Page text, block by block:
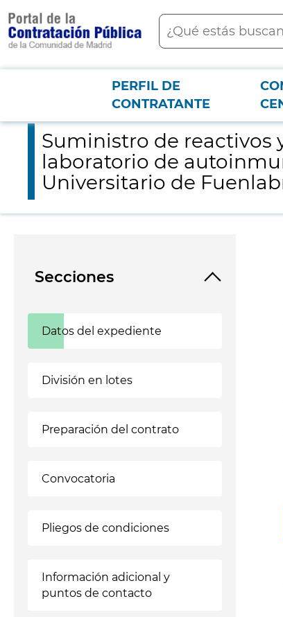
contenido
principal
Buscar
Menú PCON
PERFIL DE
CONTRATANTE
Suministro de reactivos y cesión de equipos
Suministro de reactivos
laboratorio de
Universitario de
Secciones
Datos del expediente
División en lotes
Preparación del contrato
Convocatoria
Pliegos de condiciones
Información adicional y
puntos de contacto